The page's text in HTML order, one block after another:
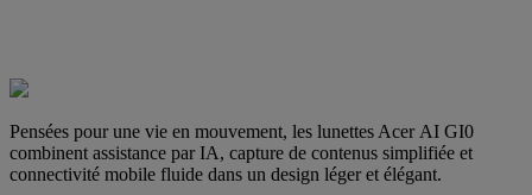
Pensées pour une vie en mouvement, les lunettes Acer AI GI0
combinent assistance par IA, capture de contenus simplifiée et
connectivité mobile fluide dans un design léger et élégant.